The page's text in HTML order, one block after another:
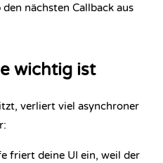
nächsten Callback aus
wichtig ist
verliert viel asynchroner
friert deine UI ein, weil der